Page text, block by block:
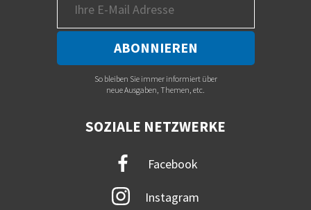
So bleiben Sie immer informiert über
neue Ausgaben, Themen, etc.
SOZIALE NETZWERKE
Facebook
Instagram